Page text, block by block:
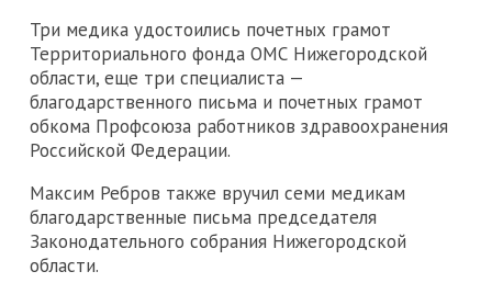
Три медика удостоились почетных грамот
Территориального фонда ОМС Нижегородской
области, еще три специалиста —
благодарственного письма и почетных грамот
обкома Профсоюза работников здравоохранения
Российской Федерации.
Максим Ребров также вручил семи медикам
благодарственные письма председателя
Законодательного собрания Нижегородской
области.